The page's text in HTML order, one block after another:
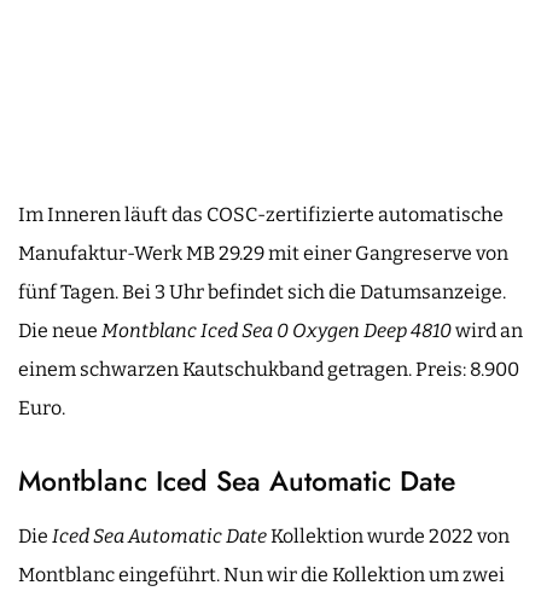
Im Inneren läuft das COSC-zertifizierte automatische
Manufaktur-Werk MB 29.29 mit einer Gangreserve von
fünf Tagen. Bei 3 Uhr befindet sich die Datumsanzeige.
Die neue Montblanc Iced Sea 0 Oxygen Deep 4810wird an
einem schwarzen Kautschukband getragen. Preis: 8.900
Euro.
Montblanc Iced Sea Automatic Date
Die Iced Sea Automatic DateKollektion wurde 2022 von
Montblanc eingeführt. Nun wir die Kollektion um zwei